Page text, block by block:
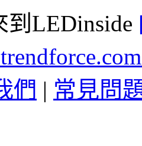
LEDinside
們 | 常見問